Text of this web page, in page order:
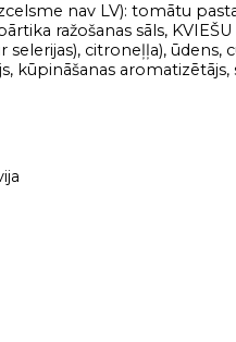
nav LV): tomātu
ražošanas sāls,
selerijas), citroneļļa),
kūpināšanas aromatizētājs,